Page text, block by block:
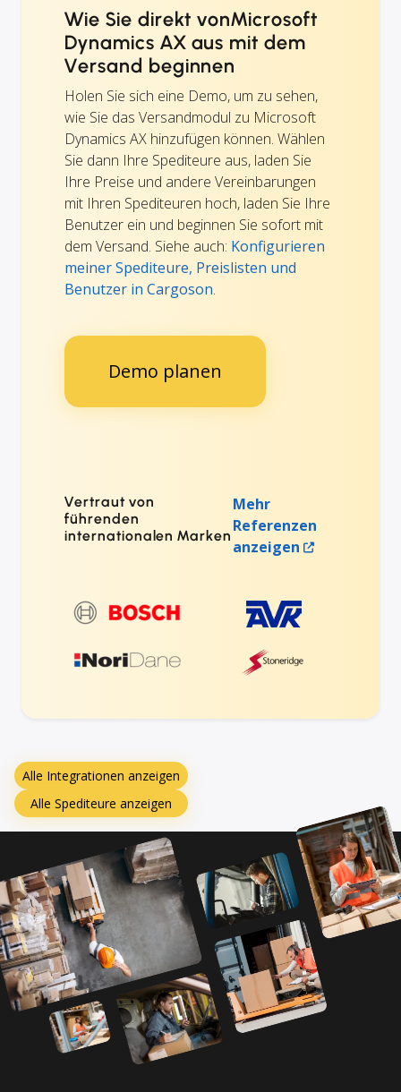
Wie Sie direkt vonMicrosoft
Dynamics AX aus mit dem
Versand beginnen
Holen Sie sich eine Demo, um zu sehen,
wie Sie das Versandmodul zu Microsoft
Dynamics AX hinzufügen können. Wählen
Sie dann Ihre Spediteure aus, laden Sie
Ihre Preise und andere Vereinbarungen
mit Ihren Spediteuren hoch, laden Sie Ihre
Benutzer ein und beginnen Sie sofort mit
dem Versand. Siehe auch: Konfigurieren
meiner Spediteure, Preislisten und
Benutzer in Cargoson.
Demo planen
Vertraut von
führenden
internationalen Marken
Mehr
Referenzen
anzeigen
Alle Integrationen anzeigen
Alle Spediteure anzeigen